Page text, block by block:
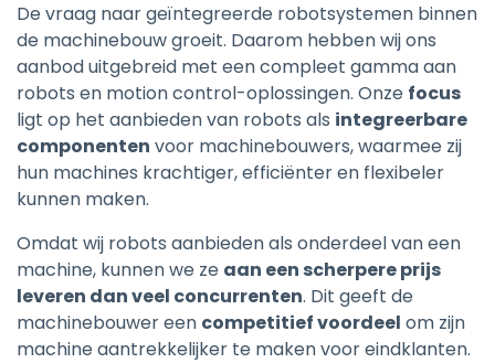
De vraag naar geïntegreerde robotsystemen binnen
de machinebouw groeit. Daarom hebben wij ons
aanbod uitgebreid met een compleet gamma aan
robots en motion control-oplossingen. Onze focus
ligt op het aanbieden van robots als integreerbare
componenten voor machinebouwers, waarmee zij
hun machines krachtiger, efficiënter en flexibeler
kunnen maken.
Omdat wij robots aanbieden als onderdeel van een
machine, kunnen we ze aan een scherpere prijs
leveren dan veel concurrenten. Dit geeft de
machinebouwer een competitief voordeel om zijn
machine aantrekkelijker te maken voor eindklanten.